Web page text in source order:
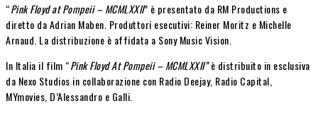
“Pink Floyd at Pompeii – MCMLXXII” è presentato da RM Productions e
diretto da Adrian Maben. Produttori esecutivi: Reiner Moritz e Michelle
Arnaud. La distribuzione è affidata a Sony Music Vision.
In Italia il film “Pink Floyd At Pompeii – MCMLXXII”è distribuito in esclusiva
da Nexo Studios in collaborazione con Radio Deejay, Radio Capital,
MYmovies, D’Alessandro e Galli.